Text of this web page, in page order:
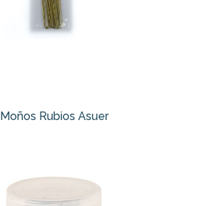
Moños Rubios Asuer